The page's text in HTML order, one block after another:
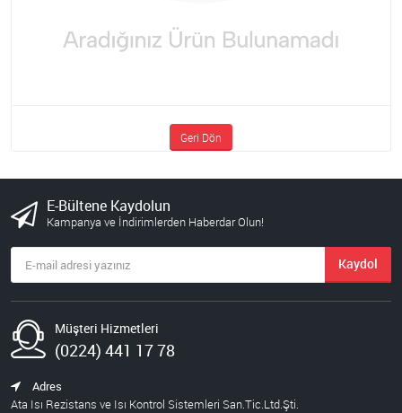
Geri Dön
E-Bültene Kaydolun
Kampanya ve İndirimlerden Haberdar Olun!
Kaydol
Müşteri Hizmetleri
(0224) 441 17 78
Adres
Ata Isı Rezistans ve Isı Kontrol Sistemleri San.Tic.Ltd.Şti.